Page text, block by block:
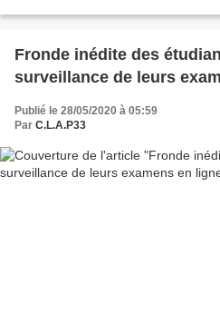
Fronde inédite des
surveillance de leurs
Publié le 28/05/2020 à 05:59
Par C.L.A.P33